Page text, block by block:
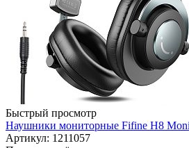
Быстрый просмотр
Наушники мониторные Fifine H8
Артикул: 1211057